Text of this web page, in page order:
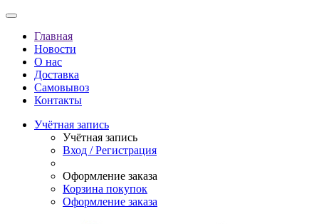
Главная
Новости
О нас
Доставка
Самовывоз
Контакты
Учётная запись
Учётная запись
Вход / Регистрация
Оформление заказа
Корзина покупок
Оформление заказа